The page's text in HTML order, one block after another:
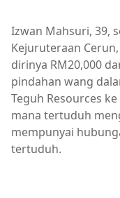
Izwan Mahsuri, 39,
Kejuruteraan
dirinya RM20,000
pindahan wang
Teguh Resources
mana tertuduh
mempunyai
tertuduh.